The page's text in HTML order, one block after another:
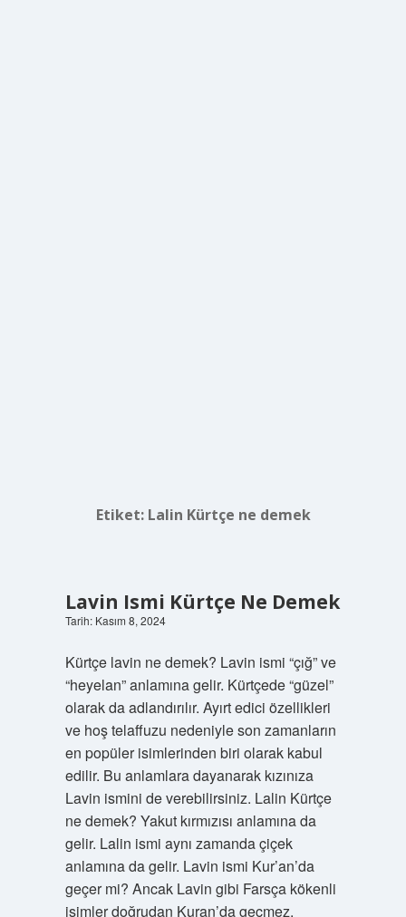
Etiket: Lalin Kürtçe ne demek
Lavin Ismi Kürtçe Ne Demek
Tarih: Kasım 8, 2024
Kürtçe lavin ne demek? Lavin ismi “çığ” ve
“heyelan” anlamına gelir. Kürtçede “güzel”
olarak da adlandırılır. Ayırt edici özellikleri
ve hoş telaffuzu nedeniyle son zamanların
en popüler isimlerinden biri olarak kabul
edilir. Bu anlamlara dayanarak kızınıza
Lavin ismini de verebilirsiniz. Lalin Kürtçe
ne demek? Yakut kırmızısı anlamına da
gelir. Lalin ismi aynı zamanda çiçek
anlamına da gelir. Lavin ismi Kur’an’da
geçer mi? Ancak Lavin gibi Farsça kökenli
isimler doğrudan Kuran’da geçmez.